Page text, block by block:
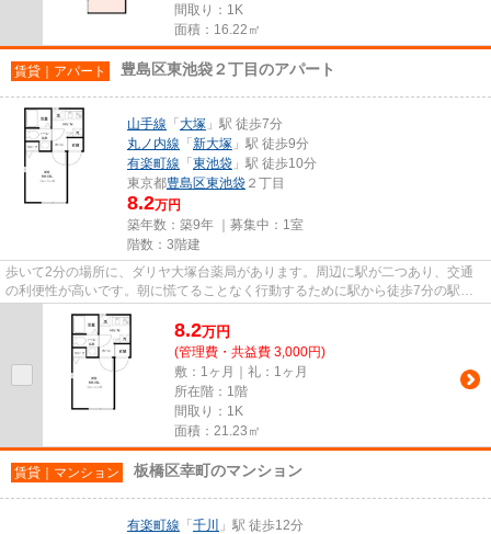
間取り：1K
面積：16.22㎡
賃貸｜アパート 豊島区東池袋２丁目のアパート
山手線 「 大塚 」駅 徒歩7分
丸ノ内線 「 新大塚 」駅 徒歩9分
有楽町線 「 東池袋 」駅 徒歩10分
東京都豊島区東池袋 ２丁目
8.2万円
築年数：築9年 ｜募集中： 1室
階数：3階建
歩いて2分の場所に、ダリヤ大塚台薬局があります。周辺に駅が二つあり、交通
の利便性が高いです。朝に慌てることなく行動するために駅から徒歩7分の駅近
8.2万円
(管理費・共益費 3,000円)
敷：1ヶ月｜礼：1ヶ月
所在階：1階
間取り：1K
面積：21.23㎡
賃貸｜マンション 板橋区幸町のマンション
有楽町線 「 千川
」駅 徒歩12分